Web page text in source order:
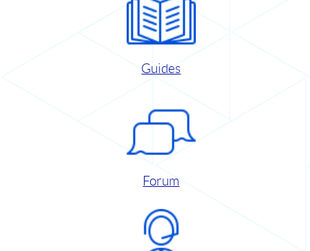
Guides
Forum